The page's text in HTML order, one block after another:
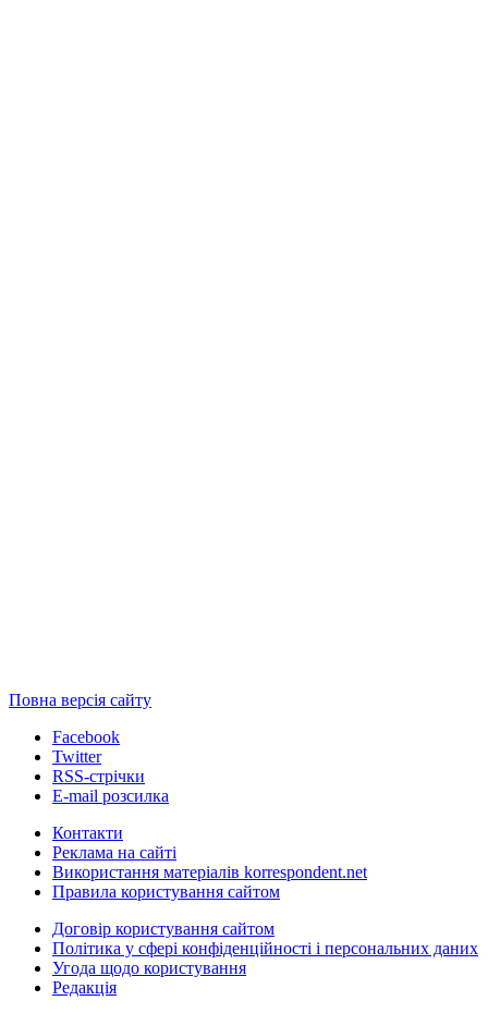
Повна версія сайту
Facebook
Twitter
RSS-стрічки
E-mail розсилка
Контакти
Реклама на сайті
Використання матеріалів korrespondent.net
Правила користування сайтом
Договір користування сайтом
Політика у сфері конфіденційності і персональних даних
Угода щодо користування
Редакція